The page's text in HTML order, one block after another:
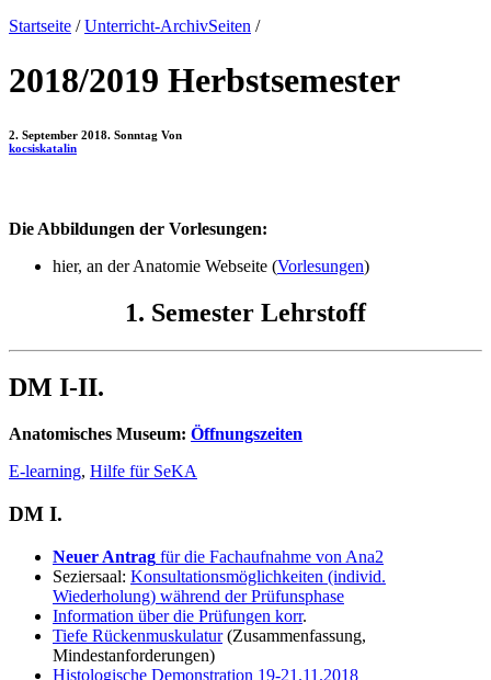
Startseite / Unterricht-ArchivSeiten /
2018/2019 Herbstsemester
2. September 2018. Sonntag Von
kocsiskatalin
Die Abbildungen der Vorlesungen:
hier, an der Anatomie Webseite (Vorlesungen)
1. Semester Lehrstoff
DM I-II.
Anatomisches Museum: Öffnungszeiten
E-learning, Hilfe für SeKA
DM I.
Neuer Antrag für die Fachaufnahme von Ana2
Seziersaal: Konsultationsmöglichkeiten (individ.
Wiederholung) während der Prüfunsphase
Information über die Prüfungen korr.
Tiefe Rückenmuskulatur(Zusammenfassung,
Mindestanforderungen)
Histologische Demonstration 19-21.11.2018